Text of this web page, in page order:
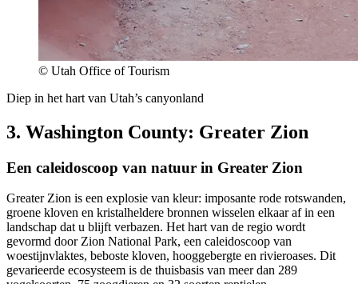
© Utah Office of Tourism
Diep in het hart van Utah’s canyonland
3. Washington County: Greater Zion
Een caleidoscoop van natuur in Greater Zion
Greater Zion is een explosie van kleur: imposante rode rotswanden,
groene kloven en kristalheldere bronnen wisselen elkaar af in een
landschap dat u blijft verbazen. Het hart van de regio wordt
gevormd door Zion National Park, een caleidoscoop van
woestijnvlaktes, beboste kloven, hooggebergte en rivieroases. Dit
gevarieerde ecosysteem is de thuisbasis van meer dan 289